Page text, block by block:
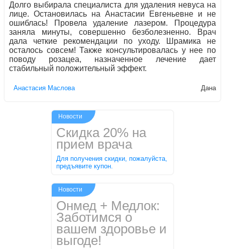
Долго выбирала специалиста для удаления невуса на
лице. Остановилась на Анастасии Евгеньевне и не
ошиблась! Провела удаление лазером. Процедура
заняла минуты, совершенно безболезненно. Врач
дала четкие рекомендации по уходу. Шрамика не
осталось совсем! Также консультировалась у нее по
поводу розацеа, назначенное лечение дает
стабильный положительный эффект.
Aнaстaсия Маслова Дана
Скидка 20% на
прием врача
Для получения скидки, пожалуйста,
предъявите купон.
Новости
Онмед + Медлок:
Заботимся о
вашем здоровье и
выгоде!
Новости